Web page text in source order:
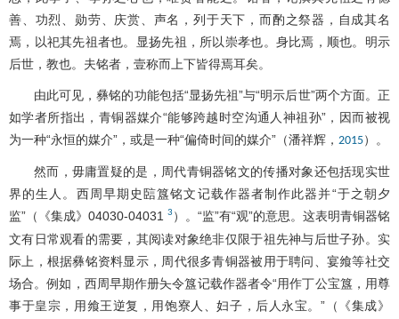
善、功烈、勋劳、庆赏、声名，列于天下，而酌之祭器，自成其名
焉，以祀其先祖者也。显扬先祖，所以崇孝也。身比焉，顺也。明示
后世，教也。夫铭者，壹称而上下皆得焉耳矣。
由此可见，彝铭的功能包括“显扬先祖”与“明示后世”两个方面。正
如学者所指出，青铜器媒介“能够跨越时空沟通人神祖孙”，因而被视
为一种“永恒的媒介”，或是一种“偏倚时间的媒介”（潘祥辉， 2015）。
然而，毋庸置疑的是，周代青铜器铭文的传播对象还包括现实世
界的生人。西周早期史䛗簋铭文记载作器者制作此器并“于之朝夕
监”（《集成》04030-04031
3 ）。“监”有“观”的意思。这表明青铜器铭
文有日常观看的需要，其阅读对象绝非仅限于祖先神与后世子孙。实
际上，根据彝铭资料显示，周代很多青铜器被用于聘问、宴飨等社交
场合。例如，西周早期作册夨令簋记载作器者令“用作丁公宝簋，用尊
事于皇宗，用飨王逆复，用饱寮人、妇子，后人永宝。”（《集成》